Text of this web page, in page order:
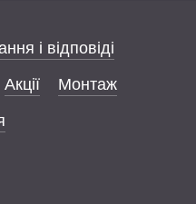
і відповіді
Акції
Монтаж